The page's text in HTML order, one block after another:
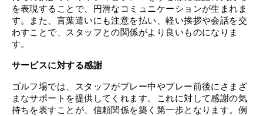
を表現することで、円滑なコミュニケーションが生まれま
す。また、言葉遣いにも注意を払い、軽い挨拶や会話を交
わすことで、スタッフとの関係がより良いものになりま
す。
サービスに対する感謝
ゴルフ場では、スタッフがプレー中やプレー前後にさまざ
まなサポートを提供してくれます。これに対して感謝の気
持ちを表すことが、信頼関係を築く第一歩となります。例